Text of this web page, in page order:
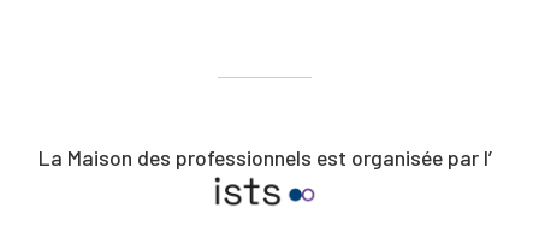
La Maison des professionnels est organisée par l’